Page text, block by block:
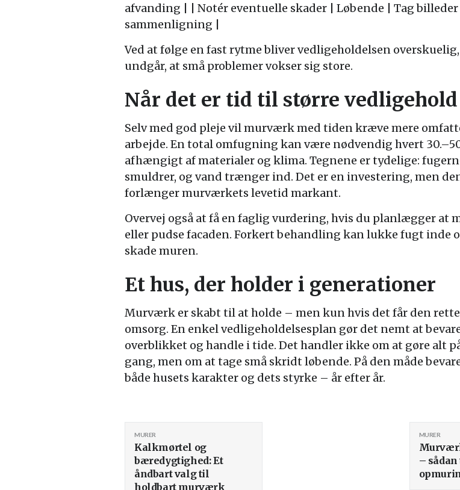
afvanding | | Notér eventuelle skader | Løbende | Tag
sammenligning |
Ved at følge en fast rytme bliver vedligeholdelsen
undgår, at små problemer vokser sig store.
Når det er tid til større vedligehold
Selv med god pleje vil murværk med tiden kræve mere
arbejde. En total omfugning kan være nødvendig hvert
afhængigt af materialer og klima. Tegnene er tydelige:
smuldrer, og vand trænger ind. Det er en investering, men
forlænger murværkets levetid markant.
Overvej også at få en faglig vurdering, hvis du planlægger at
eller pudse facaden. Forkert behandling kan lukke fugt inde
skade muren.
Et hus, der holder i generationer
Murværk er skabt til at holde – men kun hvis det får den rette
omsorg. En enkel vedligeholdelsesplan gør det nemt at
overblikket og handle i tide. Det handler ikke om at gøre alt
gang, men om at tage små skridt løbende. På den måde
både husets karakter og dets styrke – år efter år.
Kalkmørtel og
bæredygtighed: Et
åndbart valg til
holdbart murværk
MURER
–
MURER